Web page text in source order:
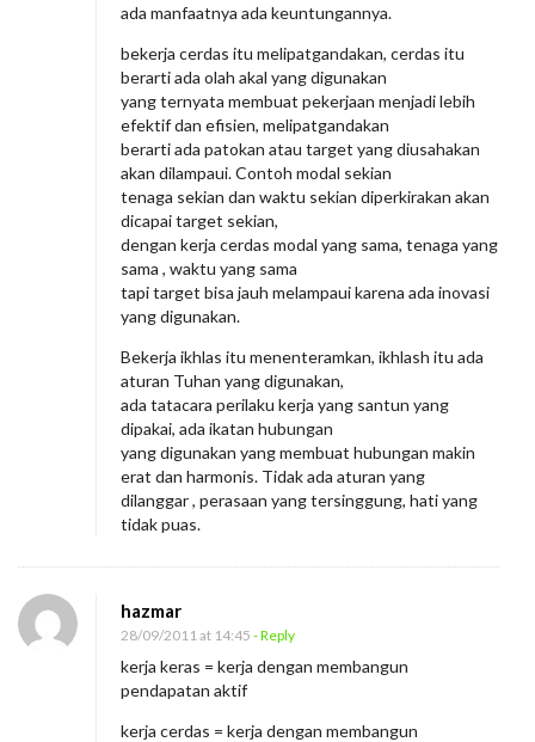
ada manfaatnya ada keuntungannya.
bekerja cerdas itu melipatgandakan, cerdas itu
berarti ada olah akal yang digunakan
yang ternyata membuat pekerjaan menjadi lebih
efektif dan efisien, melipatgandakan
berarti ada patokan atau target yang diusahakan
akan dilampaui. Contoh modal sekian
tenaga sekian dan waktu sekian diperkirakan akan
dicapai target sekian,
dengan kerja cerdas modal yang sama, tenaga yang
sama , waktu yang sama
tapi target bisa jauh melampaui karena ada inovasi
yang digunakan.
Bekerja ikhlas itu menenteramkan, ikhlash itu ada
aturan Tuhan yang digunakan,
ada tatacara perilaku kerja yang santun yang
dipakai, ada ikatan hubungan
yang digunakan yang membuat hubungan makin
erat dan harmonis. Tidak ada aturan yang
dilanggar , perasaan yang tersinggung, hati yang
tidak puas.
hazmar
28/09/2011 at 14:45 - Reply
kerja keras = kerja dengan membangun
pendapatan aktif
kerja cerdas = kerja dengan membangun